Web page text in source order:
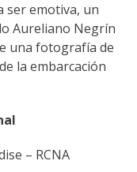
ser emotiva, un
Aureliano Negrín
una fotografía de
la embarcación
– RCNA